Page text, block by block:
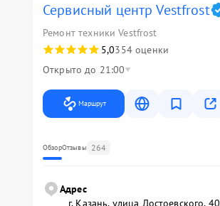
Сервисный центр Vestfrost
Ремонт техники Vestfrost
5,0354 оценки
Открыто до 21:00
Маршрут
ОбзорОтзывы 264
Адрес
г. Казань, улица Достоевского, 40